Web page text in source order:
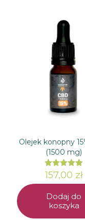
Olejek konopny
(1500 mg)
Oceniono
5.00
157,00 zł
Dodaj do
koszyka